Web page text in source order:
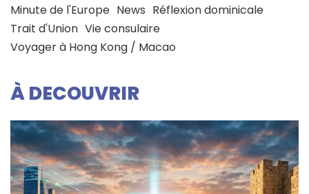
Minute de l'Europe News Réflexion dominicale
Trait d'Union Vie consulaire
Voyager à Hong Kong / Macao
À DECOUVRIR